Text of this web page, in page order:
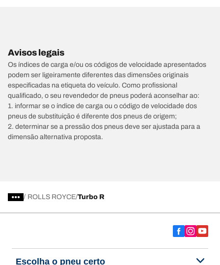
Avisos legais
Os índices de carga e/ou os códigos de velocidade apresentados
podem ser ligeiramente diferentes das dimensões originais
especificadas na etiqueta do veículo. Como profissional
qualificado, o seu revendedor de pneus poderá aconselhar ao:
1. informar se o índice de carga ou o código de velocidade dos
pneus de substituição é diferente dos pneus de origem;
2. determinar se a pressão dos pneus deve ser ajustada para a
dimensão alternativa proposta.
/ ROLLS ROYCE Turbo R
Escolha o pneu certo